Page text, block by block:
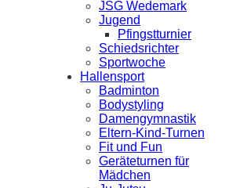
JSG Wedemark
Jugend
Pfingstturnier
Schiedsrichter
Sportwoche
Hallensport
Badminton
Bodystyling
Damengymnastik
Eltern-Kind-Turnen
Fit und Fun
Geräteturnen für
Mädchen